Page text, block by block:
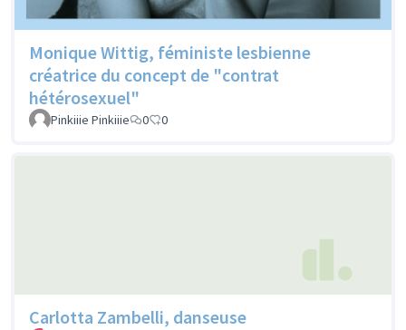
Monique Wittig, féministe lesbienne
créatrice du concept de "contrat
hétérosexuel"
Pinkiiie Pinkiiie 0 0
Carlotta Zambelli, danseuse